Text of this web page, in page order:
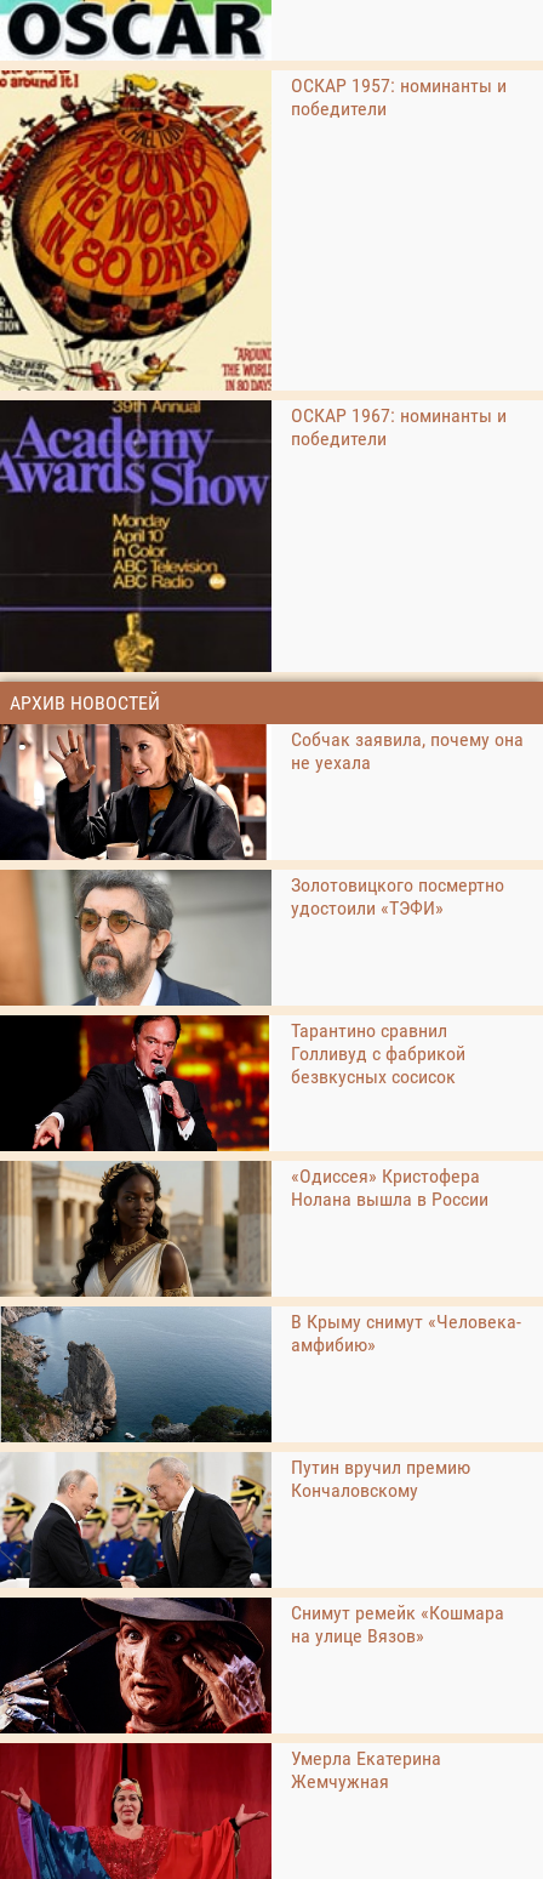
ОСКАР 1957: номинанты и
победители
ОСКАР 1967: номинанты и
победители
АРХИВ НОВОСТЕЙ
Собчак заявила, почему она
не уехала
Золотовицкого посмертно
удостоили «ТЭФИ»
Тарантино сравнил
Голливуд с фабрикой
безвкусных сосисок
«Одиссея» Кристофера
Нолана вышла в России
В Крыму снимут «Человека-
амфибию»
Путин вручил премию
Кончаловскому
Снимут ремейк «Кошмара
на улице Вязов»
Умерла Екатерина
Жемчужная